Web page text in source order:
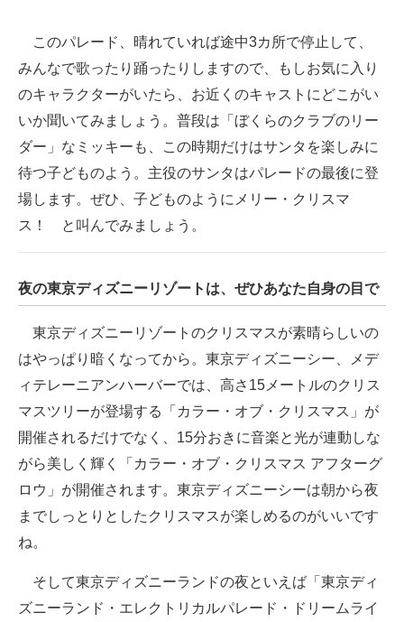
このパレード、晴れていれば途中3カ所で停止して、
みんなで歌ったり踊ったりしますので、もしお気に入り
のキャラクターがいたら、お近くのキャストにどこがい
いか聞いてみましょう。普段は「ぼくらのクラブのリー
ダー」なミッキーも、この時期だけはサンタを楽しみに
待つ子どものよう。主役のサンタはパレードの最後に登
場します。ぜひ、子どものようにメリー・クリスマ
ス！ と叫んでみましょう。
夜の東京ディズニーリゾートは、ぜひあなた自身の目で
東京ディズニーリゾートのクリスマスが素晴らしいの
はやっぱり暗くなってから。東京ディズニーシー、メデ
ィテレーニアンハーバーでは、高さ15メートルのクリス
マスツリーが登場する「カラー・オブ・クリスマス」が
開催されるだけでなく、15分おきに音楽と光が連動しな
がら美しく輝く「カラー・オブ・クリスマス アフターグ
ロウ」が開催されます。東京ディズニーシーは朝から夜
までしっとりとしたクリスマスが楽しめるのがいいです
ね。
そして東京ディズニーランドの夜といえば「東京ディ
ズニーランド・エレクトリカルパレード・ドリームライ